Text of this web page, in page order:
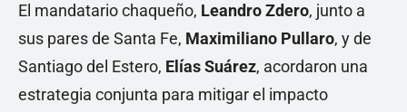
El mandatario chaqueño, Leandro Zdero, junto a
sus pares de Santa Fe, Maximiliano Pullaro, y de
Santiago del Estero, Elías Suárez, acordaron una
estrategia conjunta para mitigar el impacto